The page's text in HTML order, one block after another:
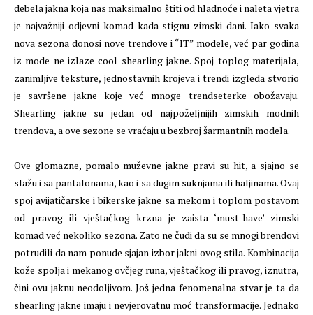
debela jakna koja nas maksimalno štiti od hladnoće i naleta vjetra
je najvažniji odjevni komad kada stignu zimski dani. Iako svaka
nova sezona donosi nove trendove i “IT” modele, već par godina
iz mode ne izlaze cool shearling jakne. Spoj toplog materijala,
zanimljive teksture, jednostavnih krojeva i trendi izgleda stvorio
je savršene jakne koje već mnoge trendseterke obožavaju.
Shearling jakne su jedan od najpoželjnijih zimskih modnih
trendova, a ove sezone se vraćaju u bezbroj šarmantnih modela.
Ove glomazne, pomalo muževne jakne pravi su hit, a sjajno se
slažu i sa pantalonama, kao i sa dugim suknjama ili haljinama. Ovaj
spoj avijatičarske i bikerske jakne sa mekom i toplom postavom
od pravog ili vještačkog krzna je zaista ‘must-have’ zimski
komad već nekoliko sezona. Zato ne čudi da su se mnogi brendovi
potrudili da nam ponude sjajan izbor jakni ovog stila. Kombinacija
kože spolja i mekanog ovčjeg runa, vještačkog ili pravog, iznutra,
čini ovu jaknu neodoljivom. Još jedna fenomenalna stvar je ta da
shearling jakne imaju i nevjerovatnu moć transformacije. Jednako